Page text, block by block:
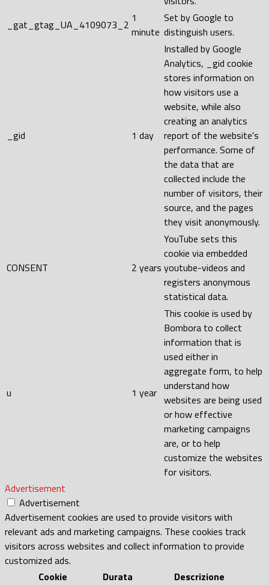
_gat_gtag_UA_4109073_2 1
minute
Set by Google to
distinguish users.
_gid 1 day
Installed by Google
Analytics, _gid cookie
stores information on
how visitors use a
website, while also
creating an analytics
report of the website's
performance. Some of
the data that are
collected include the
number of visitors, their
source, and the pages
they visit anonymously.
CONSENT 2 years
YouTube sets this
cookie via embedded
youtube-videos and
registers anonymous
statistical data.
u 1 year
This cookie is used by
Bombora to collect
information that is
used either in
aggregate form, to help
understand how
websites are being used
or how effective
marketing campaigns
are, or to help
customize the websites
for visitors.
Advertisement
Advertisement
Advertisement cookies are used to provide visitors with
relevant ads and marketing campaigns. These cookies track
visitors across websites and collect information to provide
customized ads.
Cookie
Durata Descrizione